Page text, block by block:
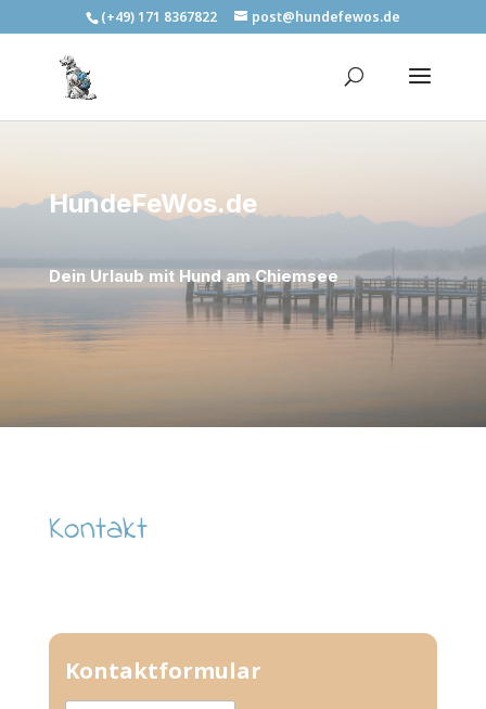
(+49) 171 8367822 post@hundefewos.de
HundeFeWos.de
Dein Urlaub mit Hund am Chiemsee
Kontakt
Kontaktformular